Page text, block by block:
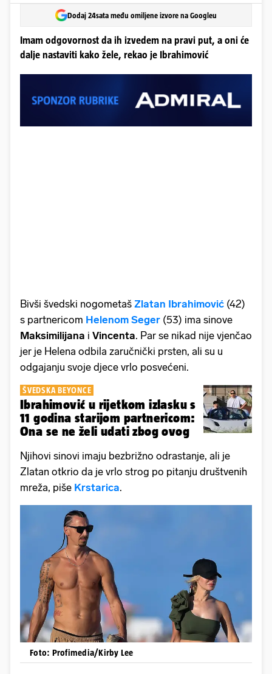
Dodaj 24sata među omiljene izvore na Googleu
Imam odgovornost da ih izvedem na pravi put, a oni će
dalje nastaviti kako žele, rekao je Ibrahimović
Bivši švedski nogometaš Zlatan Ibrahimović (42)
s partnericom Helenom Seger (53) ima sinove
Maksimilijana i Vincenta. Par se nikad nije vjenčao
jer je Helena odbila zaručnički prsten, ali su u
odgajanju svoje djece vrlo posvećeni.
ŠVEDSKA BEYONCE
Ibrahimović u rijetkom izlasku s
11 godina starijom partnericom:
Ona se ne želi udati zbog ovog
Njihovi sinovi imaju bezbrižno odrastanje, ali je
Zlatan otkrio da je vrlo strog po pitanju društvenih
mreža, piše Krstarica.
Foto: Profimedia/Kirby Lee